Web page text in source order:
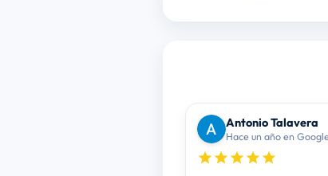
Antonio Talavera
Hace un año en